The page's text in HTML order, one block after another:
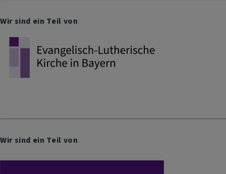
Wir sind ein Teil von
Wir sind ein Teil von